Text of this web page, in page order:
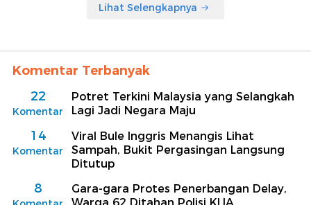
Lihat Selengkapnya
Komentar Terbanyak
22
Komentar
Potret Terkini Malaysia yang Selangkah
Lagi Jadi Negara Maju
14
Komentar
Viral Bule Inggris Menangis Lihat
Sampah, Bukit Pergasingan Langsung
Ditutup
8
Gara-gara Protes Penerbangan Delay,